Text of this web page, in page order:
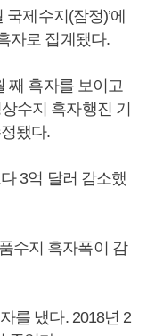
국제수지(잠정)’에
자로 집계됐다.
째 흑자를 보이고
수지 흑자행진 기
됐다.
3억 달러 감소했
수지 흑자폭이 감
를 냈다. 2018년 2